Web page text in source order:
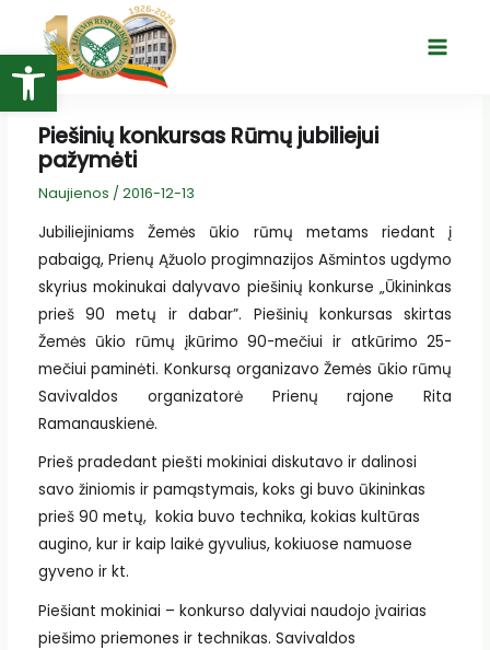
Open toolbar
turinio
Main
Piešinių konkursas Rūmų jubiliejui
pažymėti
Naujienos / 2016-12-13
Jubiliejiniams Žemės ūkio rūmų metams riedant į
pabaigą, Prienų Ąžuolo progimnazijos Ašmintos ugdymo
skyrius mokinukai dalyvavo piešinių konkurse „Ūkininkas
prieš 90 metų ir dabar”. Piešinių konkursas skirtas
Žemės ūkio rūmų įkūrimo 90-mečiui ir atkūrimo 25-
mečiui paminėti. Konkursą organizavo Žemės ūkio rūmų
Savivaldos organizatorė Prienų rajone Rita
Ramanauskienė.
Prieš pradedant piešti mokiniai diskutavo ir dalinosi
savo žiniomis ir pamąstymais, koks gi buvo ūkininkas
prieš 90 metų, kokia buvo technika, kokias kultūras
augino, kur ir kaip laikė gyvulius, kokiuose namuose
gyveno ir kt.
Piešiant mokiniai – konkurso dalyviai naudojo įvairias
piešimo priemones ir technikas. Savivaldos